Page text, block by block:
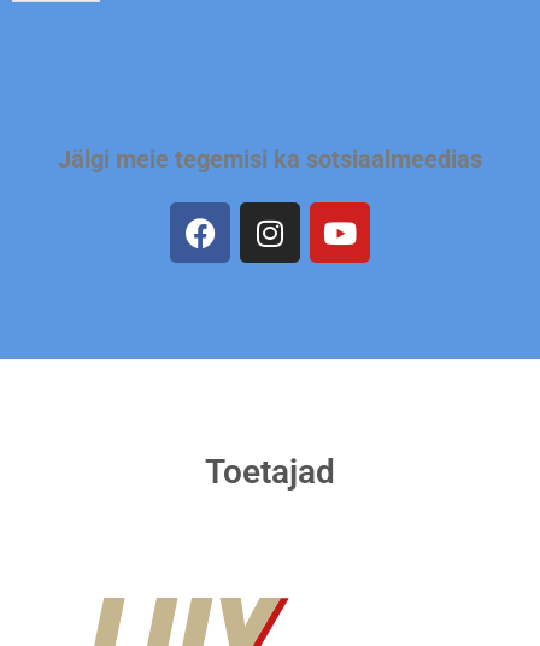
Jälgi meie tegemisi ka sotsiaalmeedias
Toetajad